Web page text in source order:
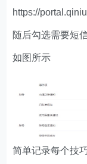
https://
随后勾选需要短
如图所示
简单记录每个技